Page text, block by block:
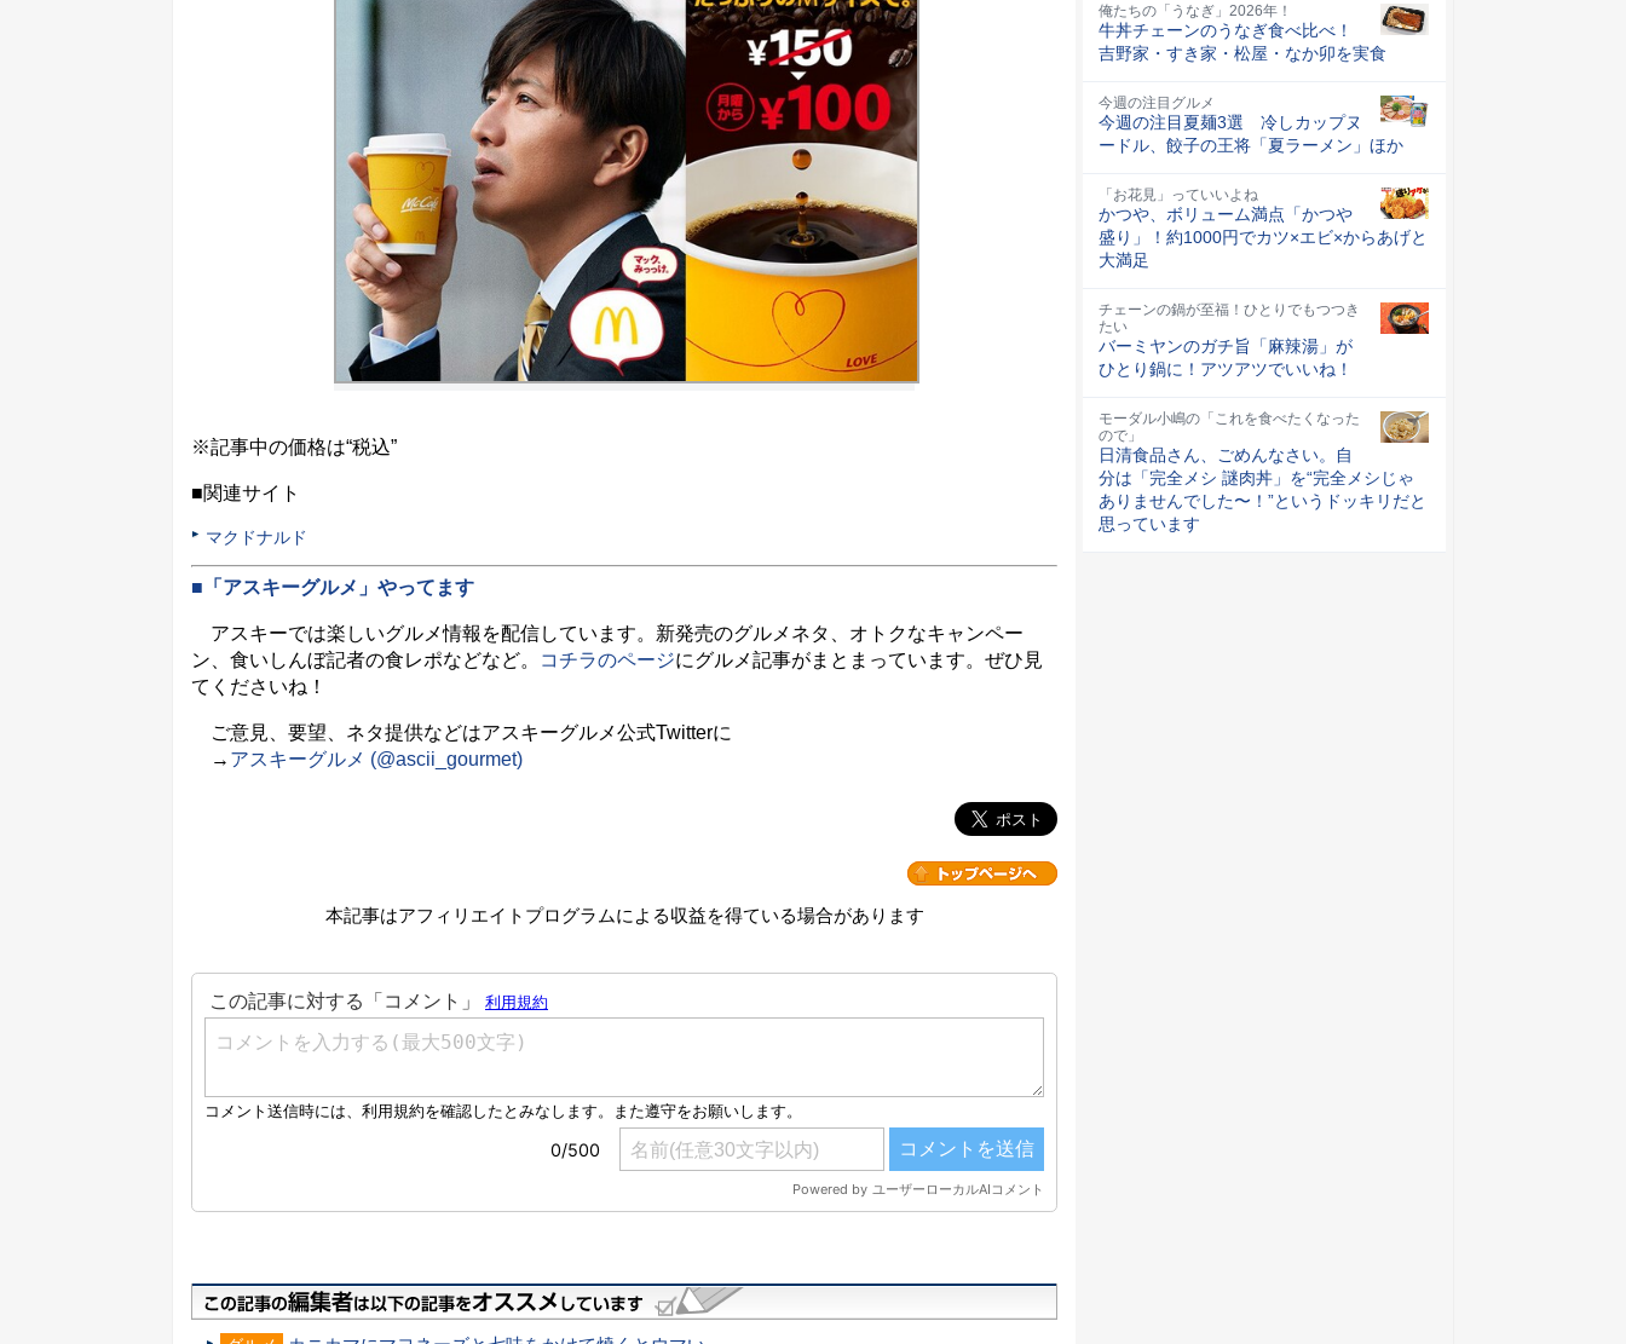
※記事中の価格は“税込”
■関連サイト
マクドナルド
■「アスキーグルメ」やってます
アスキーでは楽しいグルメ情報を配信しています。新発売のグルメネタ、オトクなキャンペー
ン、食いしんぼ記者の食レポなどなど。
コチラのページにグルメ記事がまとまっています。ぜひ見
てくださいね！
ご意見、要望、ネタ提供などはアスキーグルメ公式Twitterに
→ アスキーグルメ (@ascii_gourmet)
本記事はアフィリエイトプログラムによる収益を得ている場合があります
俺たちの「うなぎ」2026年！
牛丼チェーンのうなぎ食べ比べ！
吉野家・すき家・松屋・なか卯を実食
今週の注目グルメ
今週の注目夏麺3選 冷しカップヌ
ードル、餃子の王将「夏ラーメン」ほか
「お花見」っていいよね
かつや、ボリューム満点「かつや
盛り」！約1000円でカツ×エビ×からあげと
大満足
チェーンの鍋が至福！ひとりでもつつき
たい
バーミヤンのガチ旨「麻辣湯」が
ひとり鍋に！アツアツでいいね！
モーダル小嶋の「これを食べたくなった
ので」
日清食品さん、ごめんなさい。自
分は「完全メシ 謎肉丼」を“完全メシじゃ
ありませんでした〜！”というドッキリだと
思っています